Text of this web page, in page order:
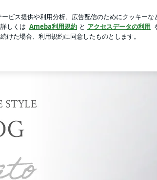
beauty | 名古屋まつげエクステ・